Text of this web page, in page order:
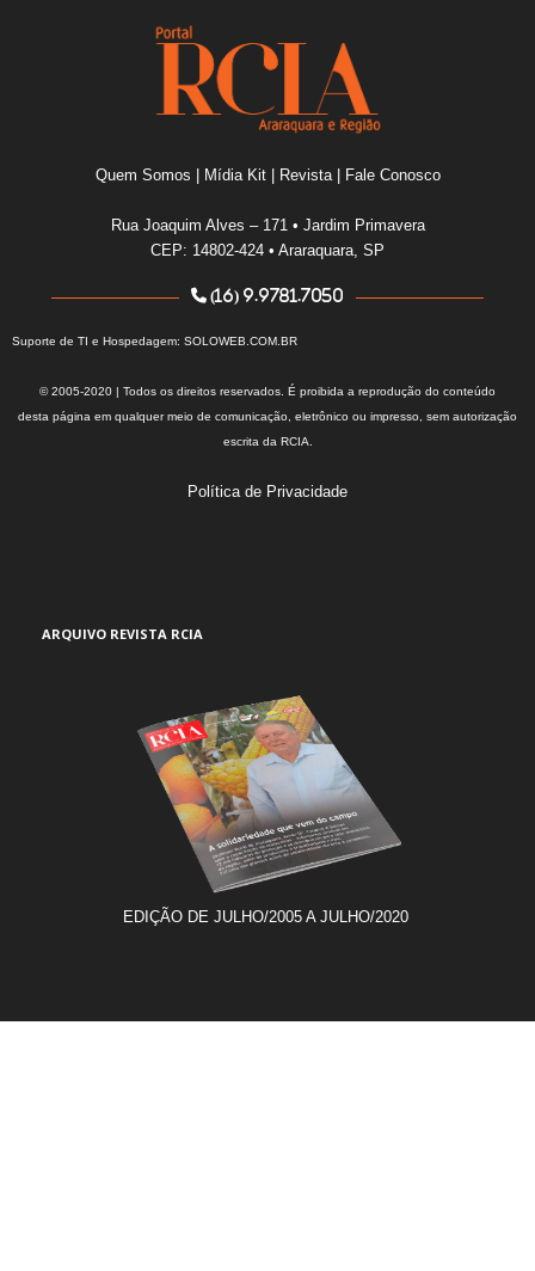
Quem Somos Mídia Kit| Revista| Fale Conosco
Rua Joaquim Alves – 171 • Jardim Primavera
CEP: 14802-424 • Araraquara, SP
(16) 9.9781.7050
Suporte de TI e Hospedagem: SOLOWEB.COM.BR
© 2005-2020 | Todos os direitos reservados. É proibida a reprodução do conteúdo
desta página em qualquer meio de comunicação, eletrônico ou impresso, sem autorização
escrita da RCIA.
Política de Privacidade
ARQUIVO REVISTA RCIA
EDIÇÃO DE JULHO/2005 A JULHO/2020